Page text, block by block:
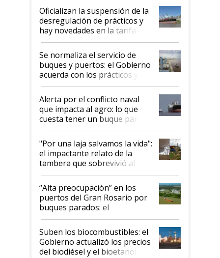
Oficializan la suspensión de la
desregulación de prácticos y
hay novedades en la tarifa de
la hidrovía
Se normaliza el servicio de
buques y puertos: el Gobierno
acuerda con los prácticos y
suspende el decreto de
desregulación
Alerta por el conflicto naval
que impacta al agro: lo que
cuesta tener un buque parado
y el peligro de que Argentina
pase a ser "país sucio"
"Por una laja salvamos la vida":
el impactante relato de la
tambera que sobrevivió al
tornado
“Alta preocupación” en los
puertos del Gran Rosario por
buques parados: el
funcionamiento de las
exportadoras en tensión tras
la medida de fuerza de los
prácticos
Suben los biocombustibles: el
Gobierno actualizó los precios
del biodiésel y el bioetanol